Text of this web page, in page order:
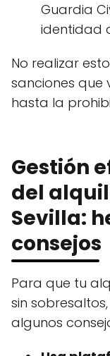
Guardia
identidad
No realizar
sanciones que
hasta la
Gestión
del
Sevilla:
consejos
Para que tu
sin
algunos